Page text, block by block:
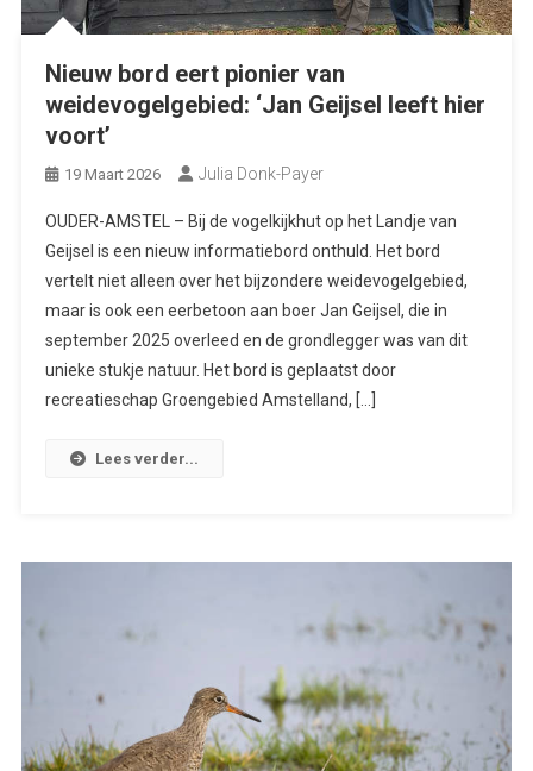
Nieuw bord eert pionier van
weidevogelgebied: ‘Jan Geijsel leeft hier
voort’
19 Maart 2026 Julia Donk-Payer
OUDER-AMSTEL – Bij de vogelkijkhut op het Landje van
Geijsel is een nieuw informatiebord onthuld. Het bord
vertelt niet alleen over het bijzondere weidevogelgebied,
maar is ook een eerbetoon aan boer Jan Geijsel, die in
september 2025 overleed en de grondlegger was van dit
unieke stukje natuur. Het bord is geplaatst door
recreatieschap Groengebied Amstelland, […]
Lees verder...